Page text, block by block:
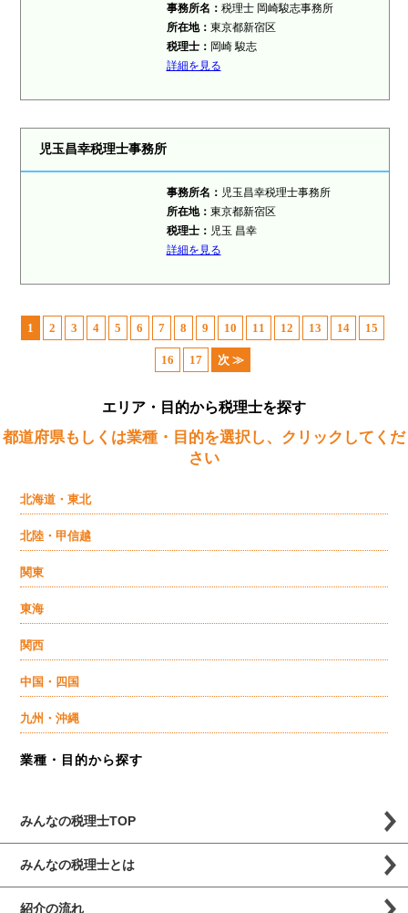
事務所名： 税理士 岡崎駿志事務所
所在地： 東京都新宿区
税理士： 岡崎 駿志
詳細を見る
児玉昌幸税理士事務所
事務所名： 児玉昌幸税理士事務所
所在地： 東京都新宿区
税理士： 児玉 昌幸
詳細を見る
1 2 3 4 5 6 7 8 9 10 11 12 13 14 15
16 17 次 ≫
エリア・目的から税理士を探す
都道府県もしくは業種・目的を選択し、クリックしてくだ
さい
北海道・東北
北陸・甲信越
関東
東海
関西
中国・四国
九州・沖縄
業種・目的から探す
みんなの税理士TOP
みんなの税理士とは
紹介の流れ